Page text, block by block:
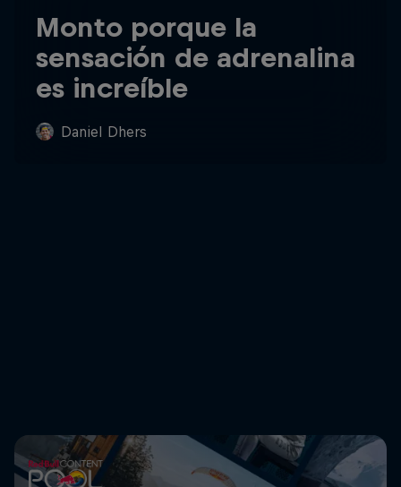
Monto porque la
sensación de adrenalina
es increíble
Daniel Dhers